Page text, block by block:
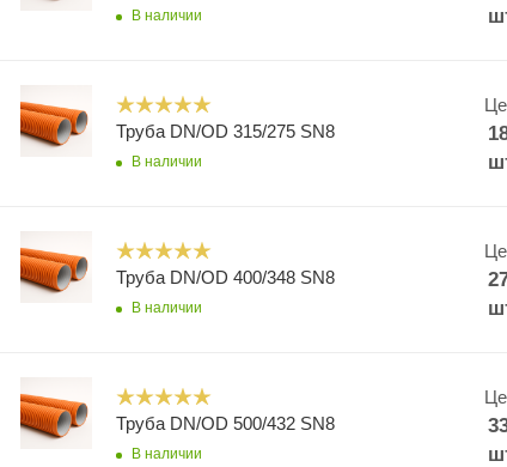
В наличии
Труба DN/OD 315/275 SN8
В наличии
Труба DN/OD 400/348 SN8
В наличии
Труба DN/OD 500/432 SN8
В наличии